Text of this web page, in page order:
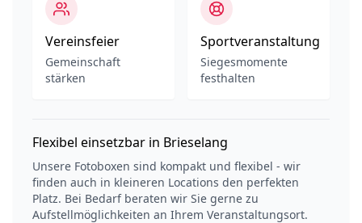
Vereinsfeier
Gemeinschaft
stärken
Sportveranstaltung
Siegesmomente
festhalten
Flexibel einsetzbar in Brieselang
Unsere Fotoboxen sind kompakt und flexibel - wir
finden auch in kleineren Locations den perfekten
Platz. Bei Bedarf beraten wir Sie gerne zu
Aufstellmöglichkeiten an Ihrem Veranstaltungsort.